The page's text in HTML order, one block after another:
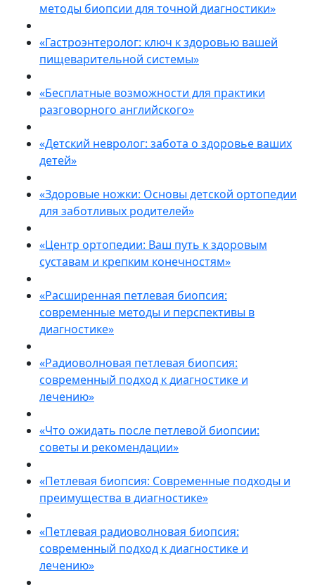
методы биопсии для точной диагностики»
«Гастроэнтеролог: ключ к здоровью вашей
пищеварительной системы»
«Бесплатные возможности для практики
разговорного английского»
«Детский невролог: забота о здоровье ваших
детей»
«Здоровые ножки: Основы детской ортопедии
для заботливых родителей»
«Центр ортопедии: Ваш путь к здоровым
суставам и крепким конечностям»
«Расширенная петлевая биопсия:
современные методы и перспективы в
диагностике»
«Радиоволновая петлевая биопсия:
современный подход к диагностике и
лечению»
«Что ожидать после петлевой биопсии:
советы и рекомендации»
«Петлевая биопсия: Современные подходы и
преимущества в диагностике»
«Петлевая радиоволновая биопсия:
современный подход к диагностике и
лечению»